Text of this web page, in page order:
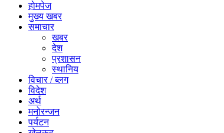
होमपेज
मुख्य खबर
समाचार
खबर
देश
प्रशासन
स्थानिय
विचार / ब्लग
विदेश
अर्थ
मनोरन्जन
पर्यटन